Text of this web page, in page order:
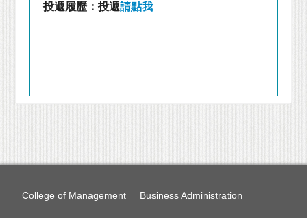
投遞履歷：投遞請點我
College of Management Business Administration